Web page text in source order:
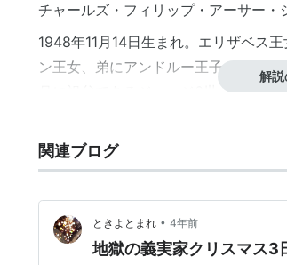
チャールズ・フィリップ・アーサー
1948年11月14日生まれ。エリザベス
ン王女、弟にアンドルー王子（アン
月に祖父であるジョージ6世が崩御し
1981年7月にダイアナ妃と結婚し、ウ
前から交際していたカミラ・パーカ
アナ妃との夫婦関係が破綻。1992年
4月にカミラ夫人と正式に再婚。
解説
関連ブログ
ときよとまれ • 4年前
地獄の義実家クリスマス3